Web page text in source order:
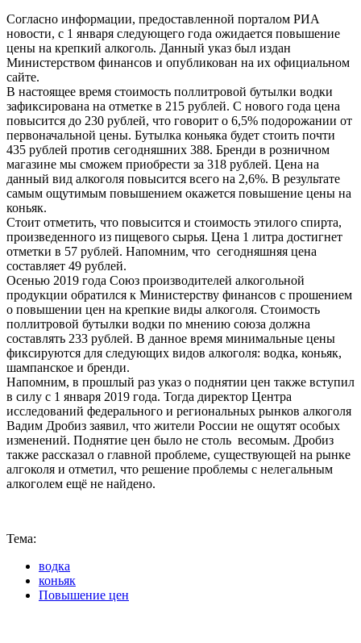
Согласно информации, предоставленной порталом РИА
новости, с 1 января следующего года ожидается повышение
цены на крепкий алкоголь. Данный указ был издан
Министерством финансов и опубликован на их официальном
сайте.
В настоящее время стоимость поллитровой бутылки водки
зафиксирована на отметке в 215 рублей. С нового года цена
повысится до 230 рублей, что говорит о 6,5% подорожании от
первоначальной цены. Бутылка коньяка будет стоить почти
435 рублей против сегодняшних 388. Бренди в розничном
магазине мы сможем приобрести за 318 рублей. Цена на
данный вид алкоголя повысится всего на 2,6%. В результате
самым ощутимым повышением окажется повышение цены на
коньяк.
Стоит отметить, что повысится и стоимость этилого спирта,
произведенного из пищевого сырья. Цена 1 литра достигнет
отметки в 57 рублей. Напомним, что сегодняшняя цена
составляет 49 рублей.
Осенью 2019 года Союз производителей алкогольной
продукции обратился к Министерству финансов с прошением
о повышении цен на крепкие виды алкоголя. Стоимость
поллитровой бутылки водки по мнению союза должна
составлять 233 рублей. В данное время минимальные цены
фиксируются для следующих видов алкоголя: водка, коньяк,
шампанское и бренди.
Напомним, в прошлый раз указ о поднятии цен также вступил
в силу с 1 января 2019 года. Тогда директор Центра
исследований федерального и региональных рынков алкоголя
Вадим Дробиз заявил, что жители России не ощутят особых
изменений. Поднятие цен было не столь весомым. Дробиз
также рассказал о главной проблеме, существующей на рынке
алгоколя и отметил, что решение проблемы с нелегальным
алкоголем ещё не найдено.
Тема:
водка
коньяк
Повышение цен